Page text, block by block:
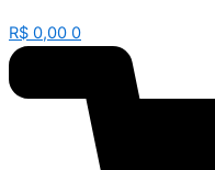
R$ 0,00 0